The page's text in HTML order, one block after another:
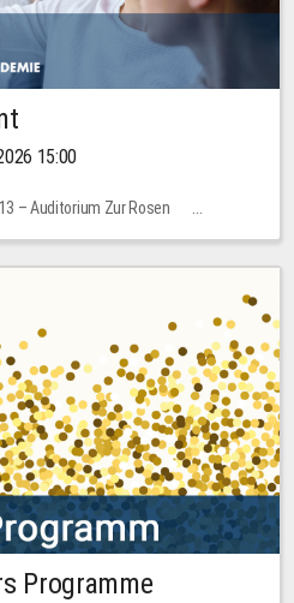
15:00
– Auditorium Zur Rosen
Programme